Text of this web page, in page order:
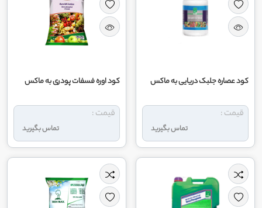
کود عصاره جلبک دریایی به ماکس
تماس بگیرید
قیمت :
کود اوره فسفات پودری به ماکس
تماس بگیرید
قیمت :